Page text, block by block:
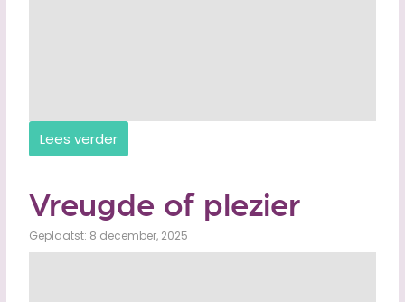
Lees verder
Vreugde of plezier
Geplaatst: 8 december, 2025